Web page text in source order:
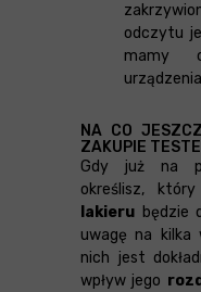
odczytu
mamy
NA CO
ZAKUPIE
Gdy już na
określisz,
lakieru będzie
uwagę na kilka
nich jest
wpływ jego